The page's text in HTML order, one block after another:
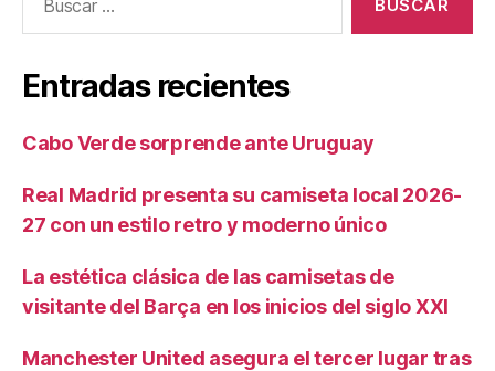
Entradas recientes
Cabo Verde sorprende ante Uruguay
Real Madrid presenta su camiseta local 2026-
27 con un estilo retro y moderno único
La estética clásica de las camisetas de
visitante del Barça en los inicios del siglo XXI
Manchester United asegura el tercer lugar tras